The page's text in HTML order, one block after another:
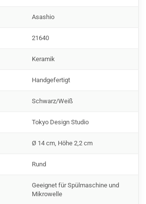
Asashio
21640
Keramik
Handgefertigt
Schwarz/Weiß
Tokyo Design Studio
Ø 14 cm, Höhe 2,2 cm
Rund
Geeignet für Spülmaschine und
Mikrowelle